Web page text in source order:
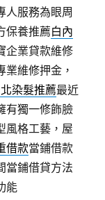
人服務為眼周
保養推薦白內
企業貸款維修
業維修押金，
染髮推薦最近
有獨一修飾臉
風格工藝，屋
借款當鋪借款
當鋪借貸方法
能